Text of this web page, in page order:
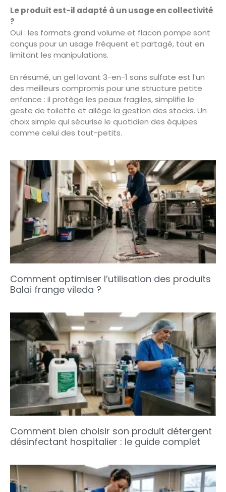
Le produit est-il adapté à un usage en collectivité
?
Oui : les formats grand volume et flacon pompe sont
conçus pour un usage fréquent et partagé, tout en
limitant les manipulations.
En résumé, un gel lavant 3-en-1 sans sulfate est l’un
des meilleurs compromis pour une structure petite
enfance : il protège les peaux fragiles, simplifie le
geste de toilette et allège la gestion des stocks. Un
choix simple qui sécurise le quotidien des équipes
comme celui des tout-petits.
Comment optimiser l’utilisation des produits
Balai frange vileda ?
Comment bien choisir son produit détergent
désinfectant hospitalier : le guide complet